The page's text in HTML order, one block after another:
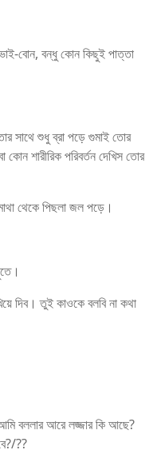
বোন, বন্ধু কোন কিছুই পাত্তা
সাথে শুধু ব্রা পড়ে গুমাই তোর
শারীরিক পরিবর্তন দেখিস তোর
থেকে পিছলা জল পড়ে।
দিব। তুই কাওকে বলবি না কথা
বললার আরে লজ্জার কি আছে?
??